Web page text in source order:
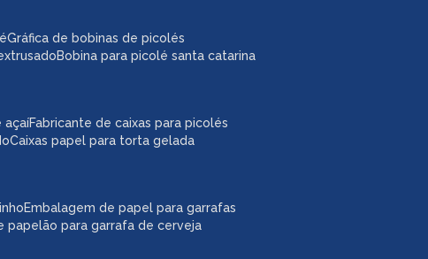
gráfica de bobinas de picolés
bobina para picolé santa catarina
açaí
caixas papel para torta gelada
fabricante de caixas para picolés
papelão para garrafa de cerveja
embalagem de papel para garrafas